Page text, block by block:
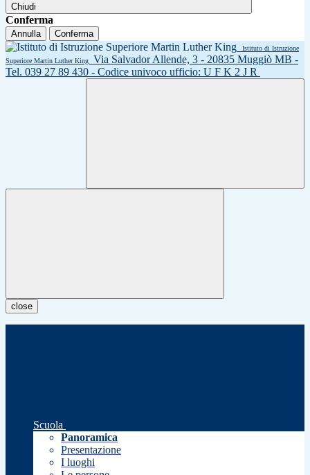
Chiudi
Conferma
Annulla Conferma
Istituto di Istruzione
Superiore Martin Luther King
Via Salvador Allende, 3 - 20835 Muggiò MB -
Tel. 039 27 89 430 - Codice univoco ufficio: U F K 2 J R
close
Scuola
Panoramica
Presentazione
I luoghi